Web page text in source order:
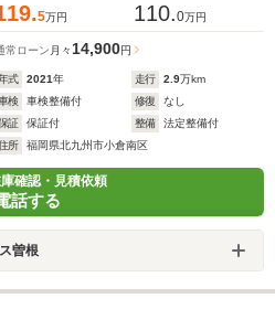
5万円 110.0万円
常ローン 月々 14,900円
式 2021年 走行 2.9万km
検
車検整備付 修復
なし
証
保証付 整備
法定整備付
所
福岡県北九州市小倉南区
確認・見積依頼
話する
曽根